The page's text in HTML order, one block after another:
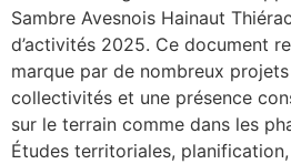
Sambre Avesnois Hainaut
d’activités 2025. Ce document
marque par de nombreux
collectivités et une présence
sur le terrain comme dans les
Études territoriales,